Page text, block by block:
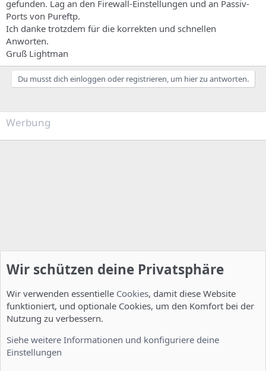
gefunden. Lag an den Firewall-Einstellungen und an Passiv-
Ports von Pureftp.
Ich danke trotzdem für die korrekten und schnellen
Anworten.
Gruß Lightman
Du musst dich einloggen oder registrieren, um hier zu antworten.
Werbung
Wir schützen deine Privatsphäre
Wir verwenden essentielle Cookies, damit diese Website
funktioniert, und optionale Cookies, um den Komfort bei der
Nutzung zu verbessern.
Siehe weitere Informationen und konfiguriere deine
Einstellungen